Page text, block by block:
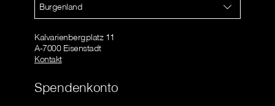
Burgenland
Kalvarienbergplatz 11
A-7000 Eisenstadt
Kontakt
Spendenkonto